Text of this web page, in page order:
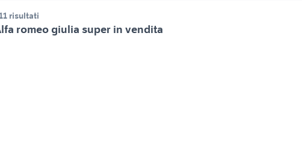
risultati
romeo giulia super in vendita